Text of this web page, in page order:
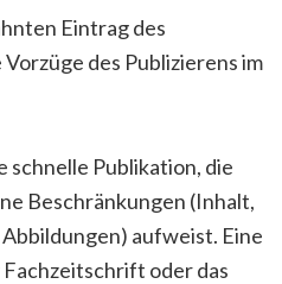
Eintrag des
des Publizierens im
schnelle Publikation, die
Beschränkungen (Inhalt,
aufweist. Eine
oder das